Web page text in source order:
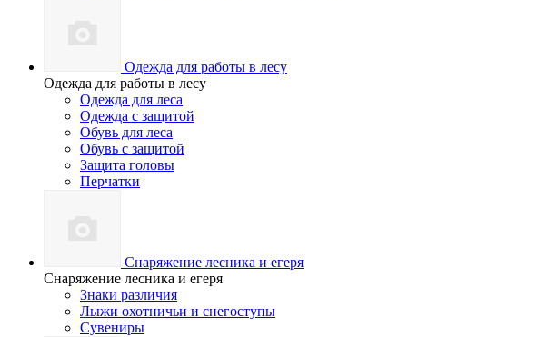
Одежда для работы в лесу
Одежда для работы в лесу
Одежда для леса
Одежда с защитой
Обувь для леса
Обувь с защитой
Защита головы
Перчатки
Снаряжение лесника и егеря
Снаряжение лесника и егеря
Знаки различия
Лыжи охотничьи и снегоступы
Сувениры